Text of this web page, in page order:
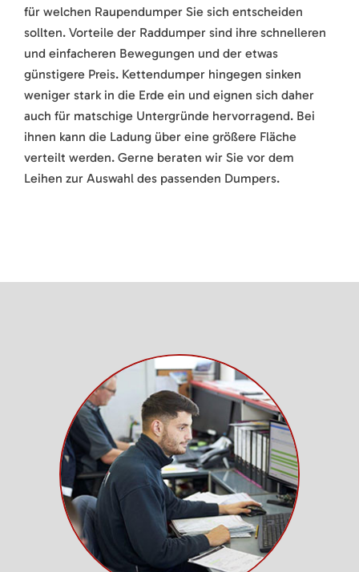
für welchen Raupendumper Sie sich entscheiden
sollten. Vorteile der Raddumper sind ihre schnelleren
und einfacheren Bewegungen und der etwas
günstigere Preis. Kettendumper hingegen sinken
weniger stark in die Erde ein und eignen sich daher
auch für matschige Untergründe hervorragend. Bei
ihnen kann die Ladung über eine größere Fläche
verteilt werden. Gerne beraten wir Sie vor dem
Leihen zur Auswahl des passenden Dumpers.